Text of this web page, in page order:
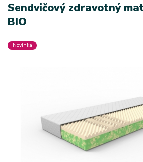
Sendvičový zdravotný
BIO
Novinka